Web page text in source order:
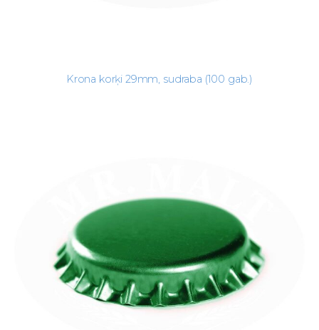
Krona korķi 29mm, sudraba (100 gab.)